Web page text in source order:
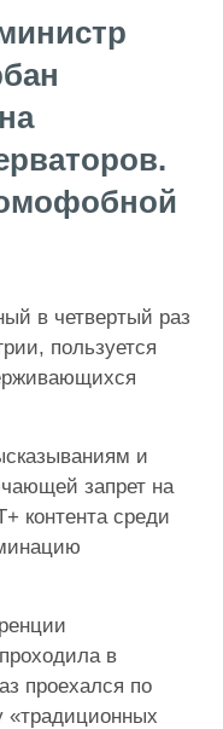
в четвертый раз
пользуется
и
запрет на
контента среди
в
проехался по